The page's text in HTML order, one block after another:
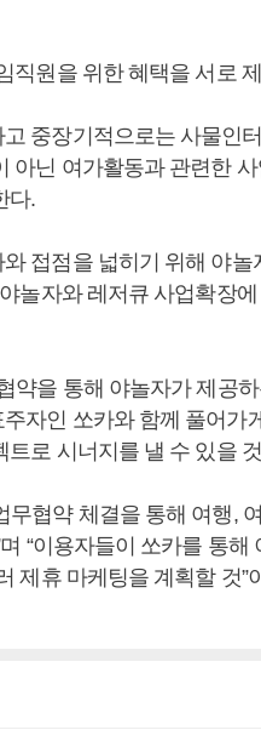
직원을 위한 혜택을 서로
중장기적으로는 사물인
닌 여가활동과 관련한 사
다.
접점을 넓히기 위해 야놀
놀자와 레저큐 사업확장
약을 통해 야놀자가 제공
자인 쏘카와 함께 풀어가
로 시너지를 낼 수 있을
협약 체결을 통해 여행,
“이용자들이 쏘카를 통해
제휴 마케팅을 계획할 것”